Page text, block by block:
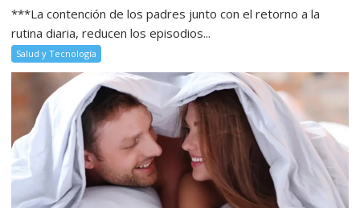
***La contención de los padres junto con el retorno a la
rutina diaria, reducen los episodios...
Salud y Tecnología